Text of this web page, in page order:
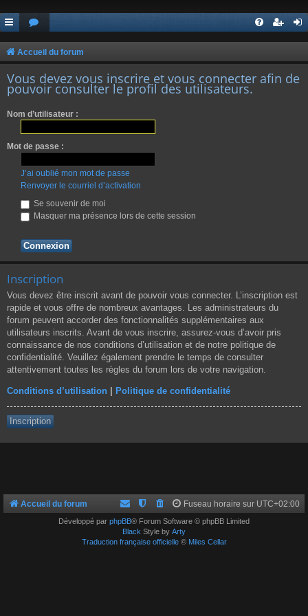
Accueil du forum
Vous devez vous inscrire et vous connecter afin de
pouvoir consulter le profil des utilisateurs.
Nom d’utilisateur :
Mot de passe :
J’ai oublié mon mot de passe
Renvoyer le courriel d’activation
Se souvenir de moi
Masquer ma présence lors de cette session
Inscription
Vous devez être inscrit avant de pouvoir vous connecter. L’inscription est
rapide et vous offre de nombreux avantages. Les administrateurs du
forum peuvent accorder des fonctionnalités supplémentaires aux
utilisateurs inscrits. Avant de vous inscrire, assurez-vous d’avoir pris
connaissance de nos conditions d’utilisation et de notre politique de
confidentialité. Veuillez également prendre le temps de consulter
attentivement toutes les règles du forum lors de votre navigation.
Conditions d’utilisation Politique de confidentialité
Inscription
Accueil du forum Fuseau horaire sur UTC+02:00
Développé par phpBB® Forum Software © phpBB Limited
Black Style by Arty
Traduction française officielle© Miles Cellar